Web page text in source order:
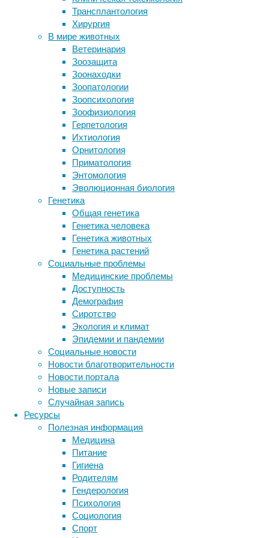
Трансплантология
Хирургия
В мире животных
Ветеринария
Зоозащита
Зоонаходки
Зоопатологии
Зоопсихология
Зоофизиология
Герпетология
Ихтиология
Орнитология
Приматология
Энтомология
Эволюционная биология
Генетика
Общая генетика
Генетика человека
Генетика животных
Генетика растений
Социальные проблемы
Медицинские проблемы
Доступность
Демография
Сиротство
Экология и климат
Эпидемии и пандемии
Социальные новости
Новости благотворительности
Новости портала
Новые записи
Случайная запись
Ресурсы
Полезная информация
Медицина
Питание
Гигиена
Родителям
Гендерология
Психология
Социология
Спорт
инженерия,
продукты
Управление
по
санитарному
надзору
за
качеством
пищевых
продуктов
медикаментов
США
(FDA)
одобрило
мясо
генетически
отредактированных
коров
PRLR-
SLICK,
сообщается
пресс-
релизе
регулятора.
Эти
животные
отличаются
сородичей
очень
короткой
шерстью,
благодаря
Ученые разрешили эволюционный
парадокс развития яркой окраски у
животных
Как правильно выбирать
пневматический шланг
Жирафы оказались
высокосоциальными животными с
матриархатом
Снимаем барьеры
Следите за новостями